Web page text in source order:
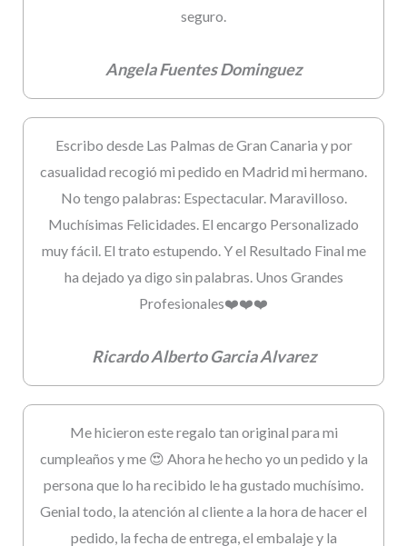
seguro.
Angela Fuentes Dominguez
Escribo desde Las Palmas de Gran Canaria y por
casualidad recogió mi pedido en Madrid mi hermano.
No tengo palabras: Espectacular. Maravilloso.
Muchísimas Felicidades. El encargo Personalizado
muy fácil. El trato estupendo. Y el Resultado Final me
ha dejado ya digo sin palabras. Unos Grandes
Profesionales❤️❤️❤️
Ricardo Alberto Garcia Alvarez
Me hicieron este regalo tan original para mi
cumpleaños y me 😍 Ahora he hecho yo un pedido y la
persona que lo ha recibido le ha gustado muchísimo.
Genial todo, la atención al cliente a la hora de hacer el
pedido, la fecha de entrega, el embalaje y la